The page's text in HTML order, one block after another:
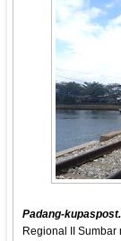
Padang-
Regional II